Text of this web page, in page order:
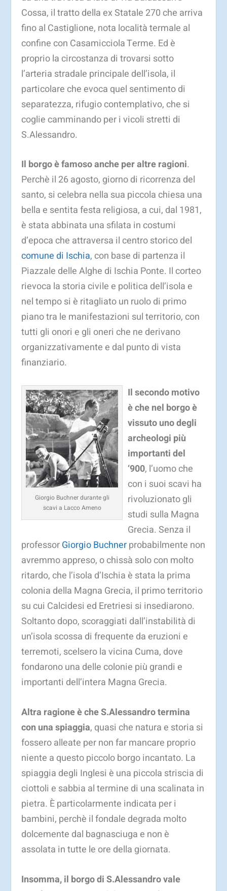
Cossa, il tratto della ex Statale 270 che arriva
fino al Castiglione, nota località termale al
confine con Casamicciola Terme. Ed è
proprio la circostanza di trovarsi sotto
l’arteria stradale principale dell’isola, il
particolare che evoca quel sentimento di
separatezza, rifugio contemplativo, che si
coglie camminando per i vicoli stretti di
S.Alessandro.
Il borgo è famoso anche per altre ragioni.
Perchè il 26 agosto, giorno di ricorrenza del
santo, si celebra nella sua piccola chiesa una
bella e sentita festa religiosa, a cui, dal 1981,
è stata abbinata una sfilata in costumi
d’epoca che attraversa il centro storico del
comune di Ischia, con base di partenza il
Piazzale delle Alghe di Ischia Ponte. Il corteo
rievoca la storia civile e politica dell’isola e
nel tempo si è ritagliato un ruolo di primo
piano tra le manifestazioni sul territorio, con
tutti gli onori e gli oneri che ne derivano
organizzativamente e dal punto di vista
finanziario.
Giorgio Buchner durante gli
scavi a Lacco Ameno
Il secondo motivo
è che nel borgo è
vissuto uno degli
archeologi più
importanti del
‘900, l’uomo che
con i suoi scavi ha
rivoluzionato gli
studi sulla Magna
Grecia. Senza il
professorGiorgio Buchnerprobabilmente non
avremmo appreso, o chissà solo con molto
ritardo, che l’isola d’Ischia è stata la prima
colonia della Magna Grecia, il primo territorio
su cui Calcidesi ed Eretriesi si insediarono.
Soltanto dopo, scoraggiati dall’instabilità di
un’isola scossa di frequente da eruzioni e
terremoti, scelsero la vicina Cuma, dove
fondarono una delle colonie più grandi e
importanti dell’intera Magna Grecia.
Altra ragione è che S.Alessandro termina
con una spiaggia, quasi che natura e storia si
fossero alleate per non far mancare proprio
niente a questo piccolo borgo incantato. La
spiaggia degli Inglesi è una piccola striscia di
ciottoli e sabbia al termine di una scalinata in
pietra. È particolarmente indicata per i
bambini, perchè il fondale degrada molto
dolcemente dal bagnasciuga e non è
assolata in tutte le ore della giornata.
Insomma, il borgo di S.Alessandro vale